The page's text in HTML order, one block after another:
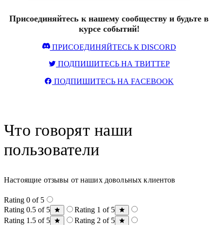
Присоединяйтесь к нашему сообществу и будьте в
курсе событий!
ПРИСОЕДИНЯЙТЕСЬ К DISCORD
ПОДПИШИТЕСЬ НА ТВИТТЕР
ПОДПИШИТЕСЬ НА FACEBOOK
Что говорят наши
пользователи
Настоящие отзывы от наших довольных клиентов
Rating 0 of 5
Rating 0.5 of 5
Rating 1 of 5
Rating 1.5 of 5
Rating 2 of 5